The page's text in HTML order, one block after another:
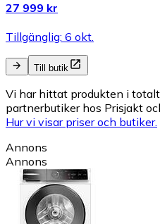
27 999 kr
Tillgänglig: 6 okt.
Till butik
Vi har hittat produkten i
partnerbutiker hos Prisjakt
Hur vi visar priser och butiker.
Annons
Annons